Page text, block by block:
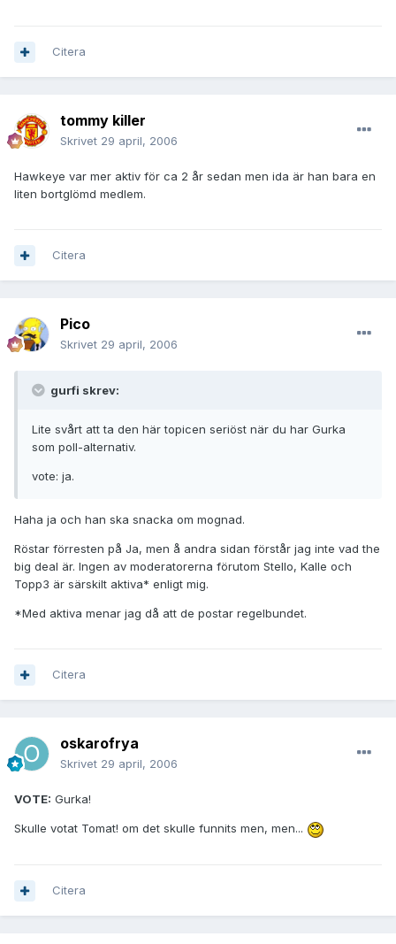
Citera
tommy killer
Skrivet 29 april, 2006
Hawkeye var mer aktiv för ca 2 år sedan men ida är han bara en
liten bortglömd medlem.
Citera
Pico
Skrivet 29 april, 2006
gurfi skrev:
Lite svårt att ta den här topicen seriöst när du har Gurka
som poll-alternativ.
vote: ja.
Haha ja och han ska snacka om mognad.
Röstar förresten på Ja, men å andra sidan förstår jag inte vad the
big deal är. Ingen av moderatorerna förutom Stello, Kalle och
Topp3 är särskilt aktiva* enligt mig.
*Med aktiva menar jag då att de postar regelbundet.
Citera
oskarofrya
Skrivet 29 april, 2006
VOTE: Gurka!
Skulle votat Tomat! om det skulle funnits men, men...
Citera